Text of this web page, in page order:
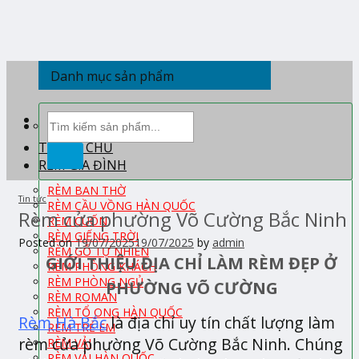
TRANG CHỦ
RÈM GIA ĐÌNH
RÈM BAN THỜ
RÈM CẦU VỒNG HÀN QUỐC
RÈM CUỐN
RÈM GIẾNG TRỜI
RÈM GỖ TỰ NHIÊN
RÈM PHÒNG KHÁCH
RÈM PHÒNG NGỦ
RÈM ROMAN
RÈM TỔ ONG HÀN QUỐC
RÈM TRẺ EM
RÈM VẢI
Danh mục sản phẩm
kiếm:
Tin tức
Rèm cửa phường Võ Cường Bắc Ninh
Posted on19/07/202519/07/2025 by admin
GIỚI THIỆU ĐỊA CHỈ LÀM RÈM ĐẸP Ở
PHƯỜNG VÕ CƯỜNG
Rèm Hà Bắclà địa chỉ uy tín chất lượng làm
rèm cửa phường Võ Cường Bắc Ninh. Chúng